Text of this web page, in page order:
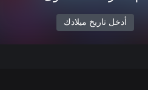
أدخل تاريخ ميلادك